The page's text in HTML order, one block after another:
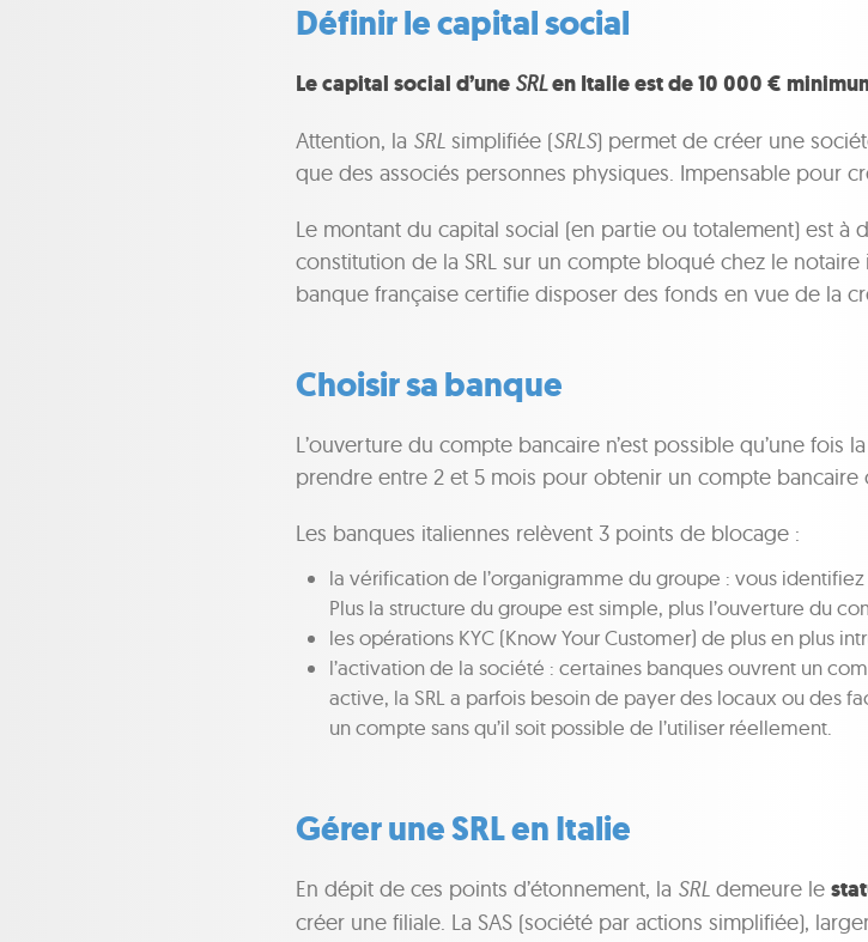
Définir le capital social
Le capital social d’une SRLen Italie est de 10 000 €
Attention, la SRL simplifiée (SRLS) permet de créer une
que des associés personnes physiques. Impensable pour
Le montant du capital social (en partie ou totalement) est à
constitution de la SRL sur un compte bloqué chez le
banque française certifie disposer des fonds en vue de la
Choisir sa banque
L’ouverture du compte bancaire n’est possible qu’une fois la
prendre entre 2 et 5 mois pour obtenir un compte bancaire
Les banques italiennes relèvent 3 points de blocage :
la vérification de l’organigramme du groupe : vous
Plus la structure du groupe est simple, plus l’ouverture du
les opérations KYC (Know Your Customer) de plus en plus
l’activation de la société : certaines banques ouvrent un
active, la SRL a parfois besoin de payer des locaux ou des
un compte sans qu’il soit possible de l’utiliser réellement.
Gérer une SRL en Italie
En dépit de ces points d’étonnement, la SRL demeure le
créer une filiale. La SAS (société par actions simplifiée),